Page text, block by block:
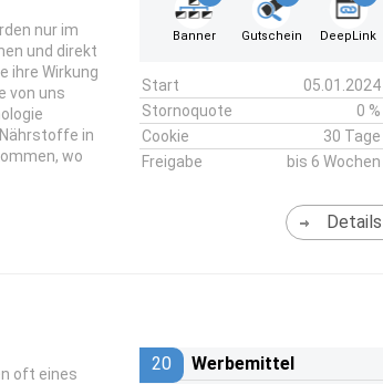
nur im
und direkt
ihre Wirkung
von uns
in
wo
Banner Gutschein DeepLink
Start
05.01.2024
Stornoquote
0 %
Cookie
30 Tage
Freigabe
bis 6 Wochen
Details
oft eines
20 Werbemittel